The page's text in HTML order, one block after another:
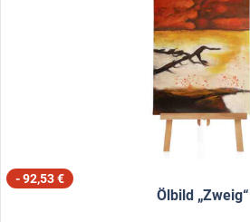
- 92,53 €
Ölbild „Zweig“